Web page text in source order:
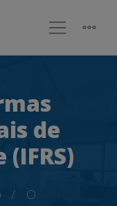
de
O